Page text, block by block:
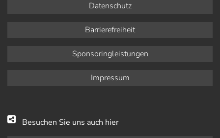
Datenschutz
Barrierefreiheit
Sponsoringleistungen
Impressum
Besuchen Sie uns auch hier